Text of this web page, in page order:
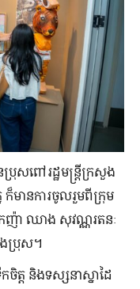
រុស​ពៅ​រដ្ឋមន្ត្រី​ក្រសួង
មាន​ការ​ចូលរួម​ពី​ក្រុម​
ឧកញ៉ា ឈាង សុវណ្ណរតនៈ
ប្រុស​។
ត និង​ទស្សនា​ស្នាដៃ​